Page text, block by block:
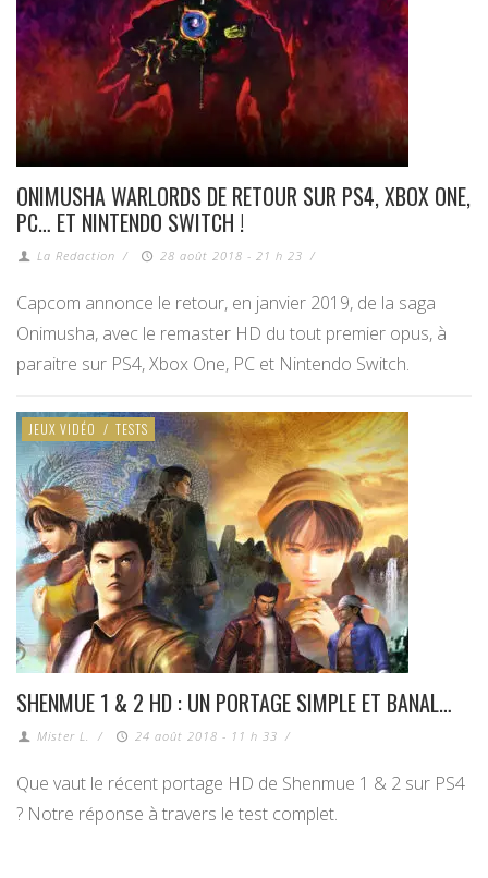
ONIMUSHA WARLORDS DE RETOUR SUR PS4, XBOX ONE,
PC… ET NINTENDO SWITCH !
La Redaction / 28 août 2018 - 21 h 23 /
Capcom annonce le retour, en janvier 2019, de la saga
Onimusha, avec le remaster HD du tout premier opus, à
paraitre sur PS4, Xbox One, PC et Nintendo Switch.
JEUX VIDÉO / TESTS
SHENMUE 1 & 2 HD : UN PORTAGE SIMPLE ET BANAL…
Mister L. / 24 août 2018 - 11 h 33 /
Que vaut le récent portage HD de Shenmue 1 & 2 sur PS4
? Notre réponse à travers le test complet.